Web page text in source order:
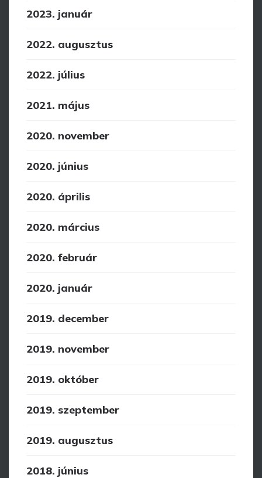
2023. január
2022. augusztus
2022. július
2021. május
2020. november
2020. június
2020. április
2020. március
2020. február
2020. január
2019. december
2019. november
2019. október
2019. szeptember
2019. augusztus
2018. június